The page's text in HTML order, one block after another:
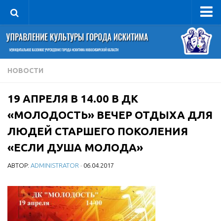
Управление
Руководитель
Сведения об организации
Книга почета культуры
Фотогалерея
Документы
Учредительные документы
Правовая база
Отчеты о деятельности
Учреждения культуры
НОВОСТИ
19 АПРЕЛЯ В 14.00 В ДК
«МОЛОДОСТЬ» ВЕЧЕР ОТДЫХА ДЛЯ
ЛЮДЕЙ СТАРШЕГО ПОКОЛЕНИЯ
«ЕСЛИ ДУША МОЛОДА»
АВТОР: ADMINISTRATOR · 06.04.2017